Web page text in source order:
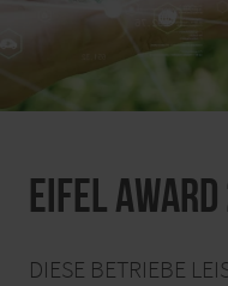
EIFEL
DIESE BETRIEBE